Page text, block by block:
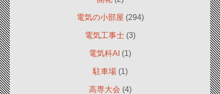
電気の小部屋 (294)
電気工事士(3)
電気科AI (1)
駐車場(1)
高専大会 (4)